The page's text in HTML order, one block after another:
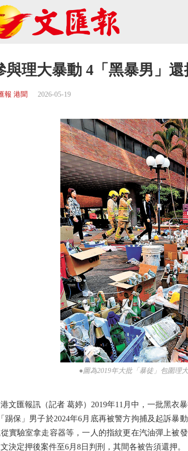
與理大暴動 4「黑暴男」
報 港聞 2026-05-19
●圖為2019年大批「暴徒」包圍理
匯報訊（記者 葛婷）2019年11月中，一批黑衣
踢保」男子於2024年6月底再被警方拘捕及起訴暴
實驗室拿走容器等，一人的指紋更在汽油彈上被
決定押後案件至6月8日判刑，其間各被告須還押。